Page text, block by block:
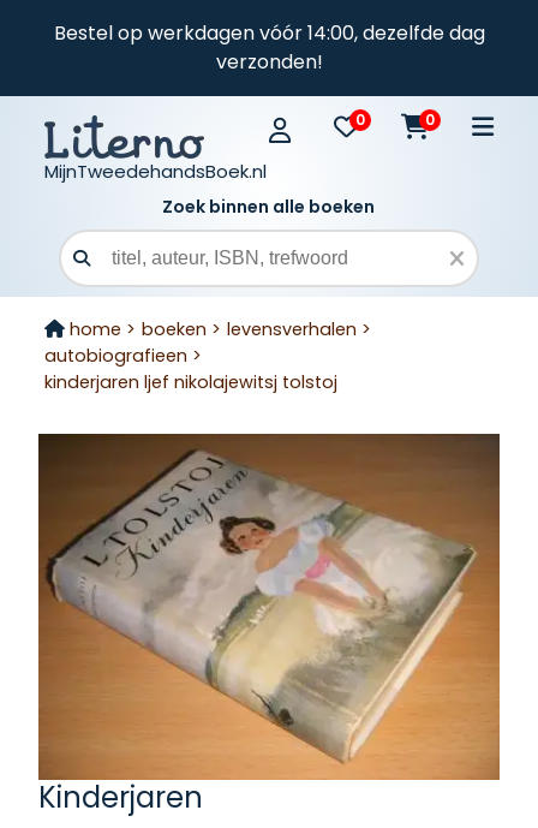
Bestel op werkdagen vóór 14:00, dezelfde dag
verzonden!
MijnTweedehandsBoek.nl
0 0
Zoek binnen alle boeken
Zoekveld
home > boeken > levensverhalen >
autobiografieen >
kinderjaren ljef nikolajewitsj tolstoj
Kinderjaren